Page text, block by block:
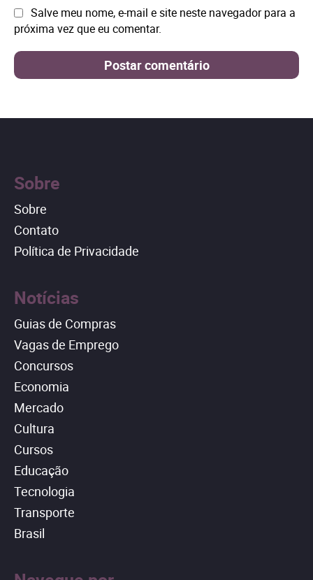
Site: Salve meu nome, e-mail e site neste navegador para a
próxima vez que eu comentar.
Sobre
Sobre
Contato
Política de Privacidade
Notícias
Guias de Compras
Vagas de Emprego
Concursos
Economia
Mercado
Cultura
Cursos
Educação
Tecnologia
Transporte
Brasil